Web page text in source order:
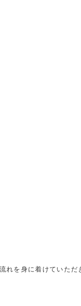
れを身に着けていただ